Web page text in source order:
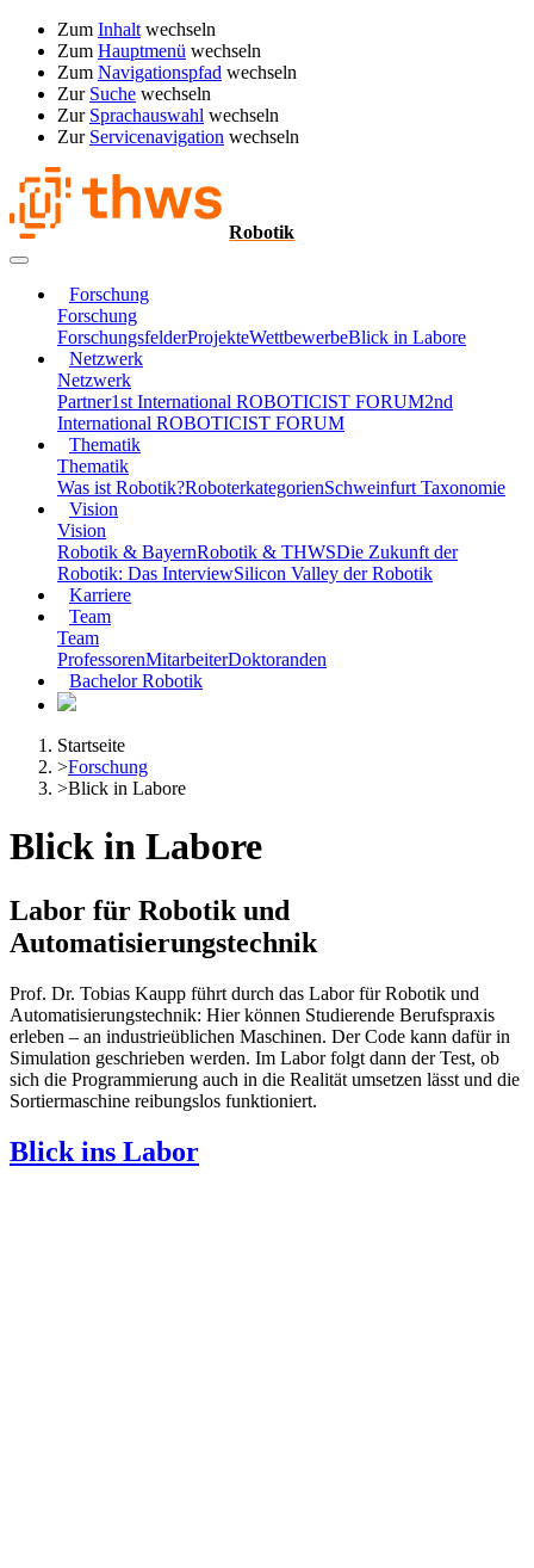
Zum Inhalt wechseln
Zum Hauptmenü wechseln
Zum Navigationspfad wechseln
Zur Suche wechseln
Zur Sprachauswahl wechseln
Zur Servicenavigation wechseln
Robotik
Forschung
Forschung
ForschungsfelderProjekteWettbewerbeBlick in Labore
Netzwerk
Netzwerk
Partner1st International ROBOTICIST FORUM2nd
International ROBOTICIST FORUM
Thematik
Thematik
Was ist Robotik?RoboterkategorienSchweinfurt Taxonomie
Vision
Vision
Robotik & BayernRobotik & THWSDie Zukunft der
Robotik: Das InterviewSilicon Valley der Robotik
Karriere
Team
Team
ProfessorenMitarbeiterDoktoranden
Bachelor Robotik
Startseite
>Forschung
>Blick in Labore
Blick in Labore
Labor für Robotik und
Automatisierungstechnik
Prof. Dr. Tobias Kaupp führt durch das Labor für Robotik und
Automatisierungstechnik: Hier können Studierende Berufspraxis
erleben – an industrieüblichen Maschinen. Der Code kann dafür in
Simulation geschrieben werden. Im Labor folgt dann der Test, ob
sich die Programmierung auch in die Realität umsetzen lässt und die
Sortiermaschine reibungslos funktioniert.
Blick ins Labor